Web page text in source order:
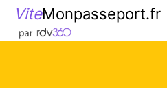
ViteMonpasseport.fr